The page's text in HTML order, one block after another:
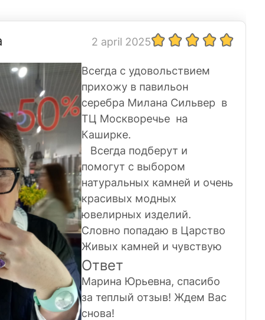
2 april 2025
Всегда с удовольствием
прихожу в павильон
серебра Милана Сильвер в
ТЦ Москворечье на
Каширке.
Всегда подберут и
помогут с выбором
натуральных камней и очень
красивых модных
ювелирных изделий.
Словно попадаю в Царство
Живых камней и чувствую
себя в этих украшениях
Хозяйкой Медной горы.
Спасибо Вам за то, что Вы
есть и даёте ощущение
Ответ
Марина Юрьевна, спасибо
за теплый отзыв! Ждем Вас
снова!